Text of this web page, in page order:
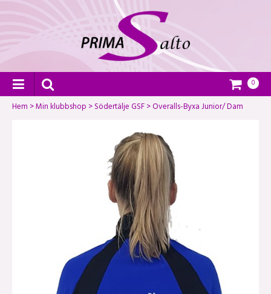
0
Hem >Min klubbshop >Södertälje GSF>Overalls-Byxa Junior/ Dam